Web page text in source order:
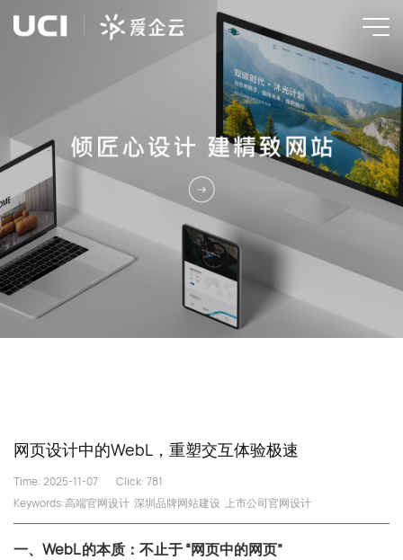
网页设计中的WebL，重塑交互体验极速
Time: 2025-11-07 Click:781
Keywords:高端官网设计 深圳品牌网站建设 上市公司官网设计
一、WebL 的本质：不止于 “网页中的网页”